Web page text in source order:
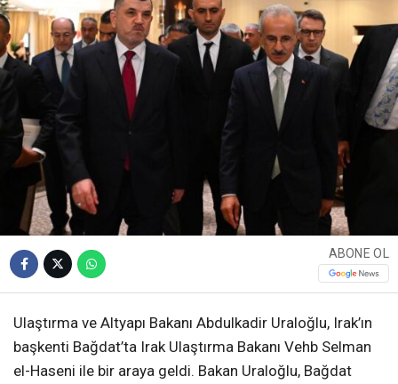
ABONE OL
Ulaştırma ve Altyapı Bakanı Abdulkadir Uraloğlu, Irak’ın
başkenti Bağdat’ta Irak Ulaştırma Bakanı Vehb Selman
el-Haseni ile bir araya geldi. Bakan Uraloğlu, Bağdat